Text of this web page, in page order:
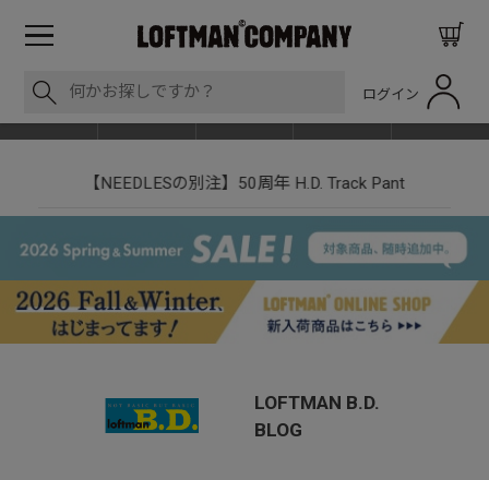
ログイン
【NEEDLESの別注】50周年 H.D. Track Pant
LOFTMAN B.D.
BLOG